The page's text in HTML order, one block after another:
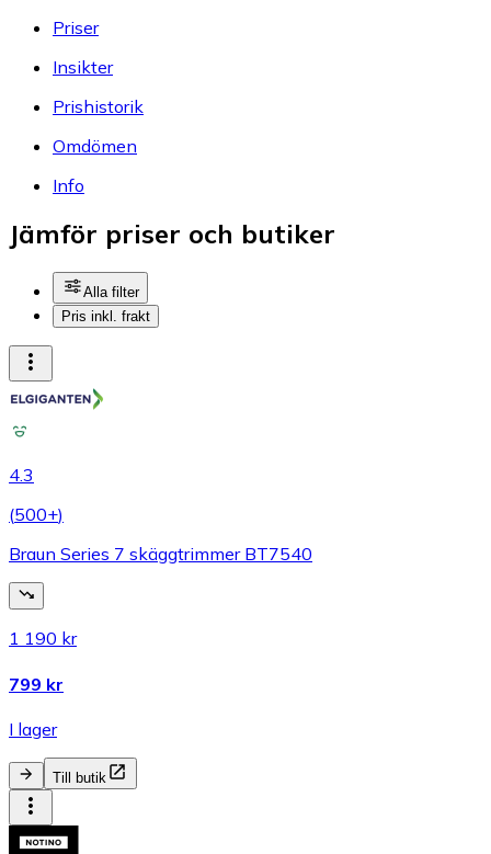
Priser
Insikter
Prishistorik
Omdömen
Info
Jämför priser och butiker
Alla filter
Pris inkl. frakt
4.3
(500+)
Braun Series 7 skäggtrimmer BT7540
1 190 kr
799 kr
I lager
Till butik